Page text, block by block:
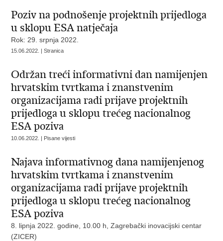
Poziv na podnošenje projektnih prijedloga
u sklopu ESA natječaja
Rok: 29. srpnja 2022.
15.06.2022. | Stranica
Održan treći informativni dan namijenjen
hrvatskim tvrtkama i znanstvenim
organizacijama radi prijave projektnih
prijedloga u sklopu trećeg nacionalnog
ESA poziva
10.06.2022. | Pisane vijesti
Najava informativnog dana namijenjenog
hrvatskim tvrtkama i znanstvenim
organizacijama radi prijave projektnih
prijedloga u sklopu trećeg nacionalnog
ESA poziva
8. lipnja 2022. godine, 10.00 h, Zagrebački inovacijski centar
(ZICER)